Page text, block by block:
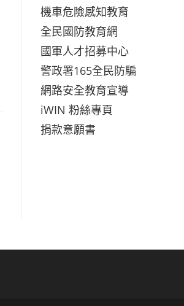
機車危險感知教育
全民國防教育網
國軍人才招募中心
警政署165全民防騙
網路安全教育宣導
iWIN 粉絲專頁
捐款意願書